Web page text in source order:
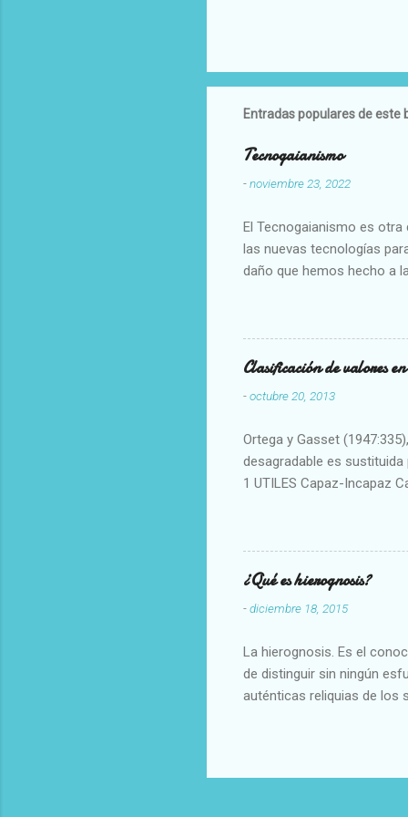
Entradas populares de este
Tecnogaianismo
-noviembre 23, 2022
El Tecnogaianismo es
las nuevas tecnologías
daño que hemos hecho a
Clasificación de valores
-octubre 20, 2013
Ortega y Gasset
desagradable es
1 UTILES Capaz-Incapaz
Escrupuloso-Relajado
Armonioso-Inarmonioso 4
¿Qué es hierognosis?
-diciembre 18, 2015
La hierognosis. Es el
de distinguir sin ningún
auténticas reliquias de los